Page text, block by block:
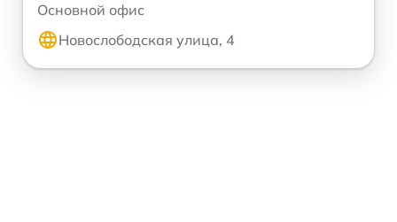
Основной офис
Новослободская улица, 4